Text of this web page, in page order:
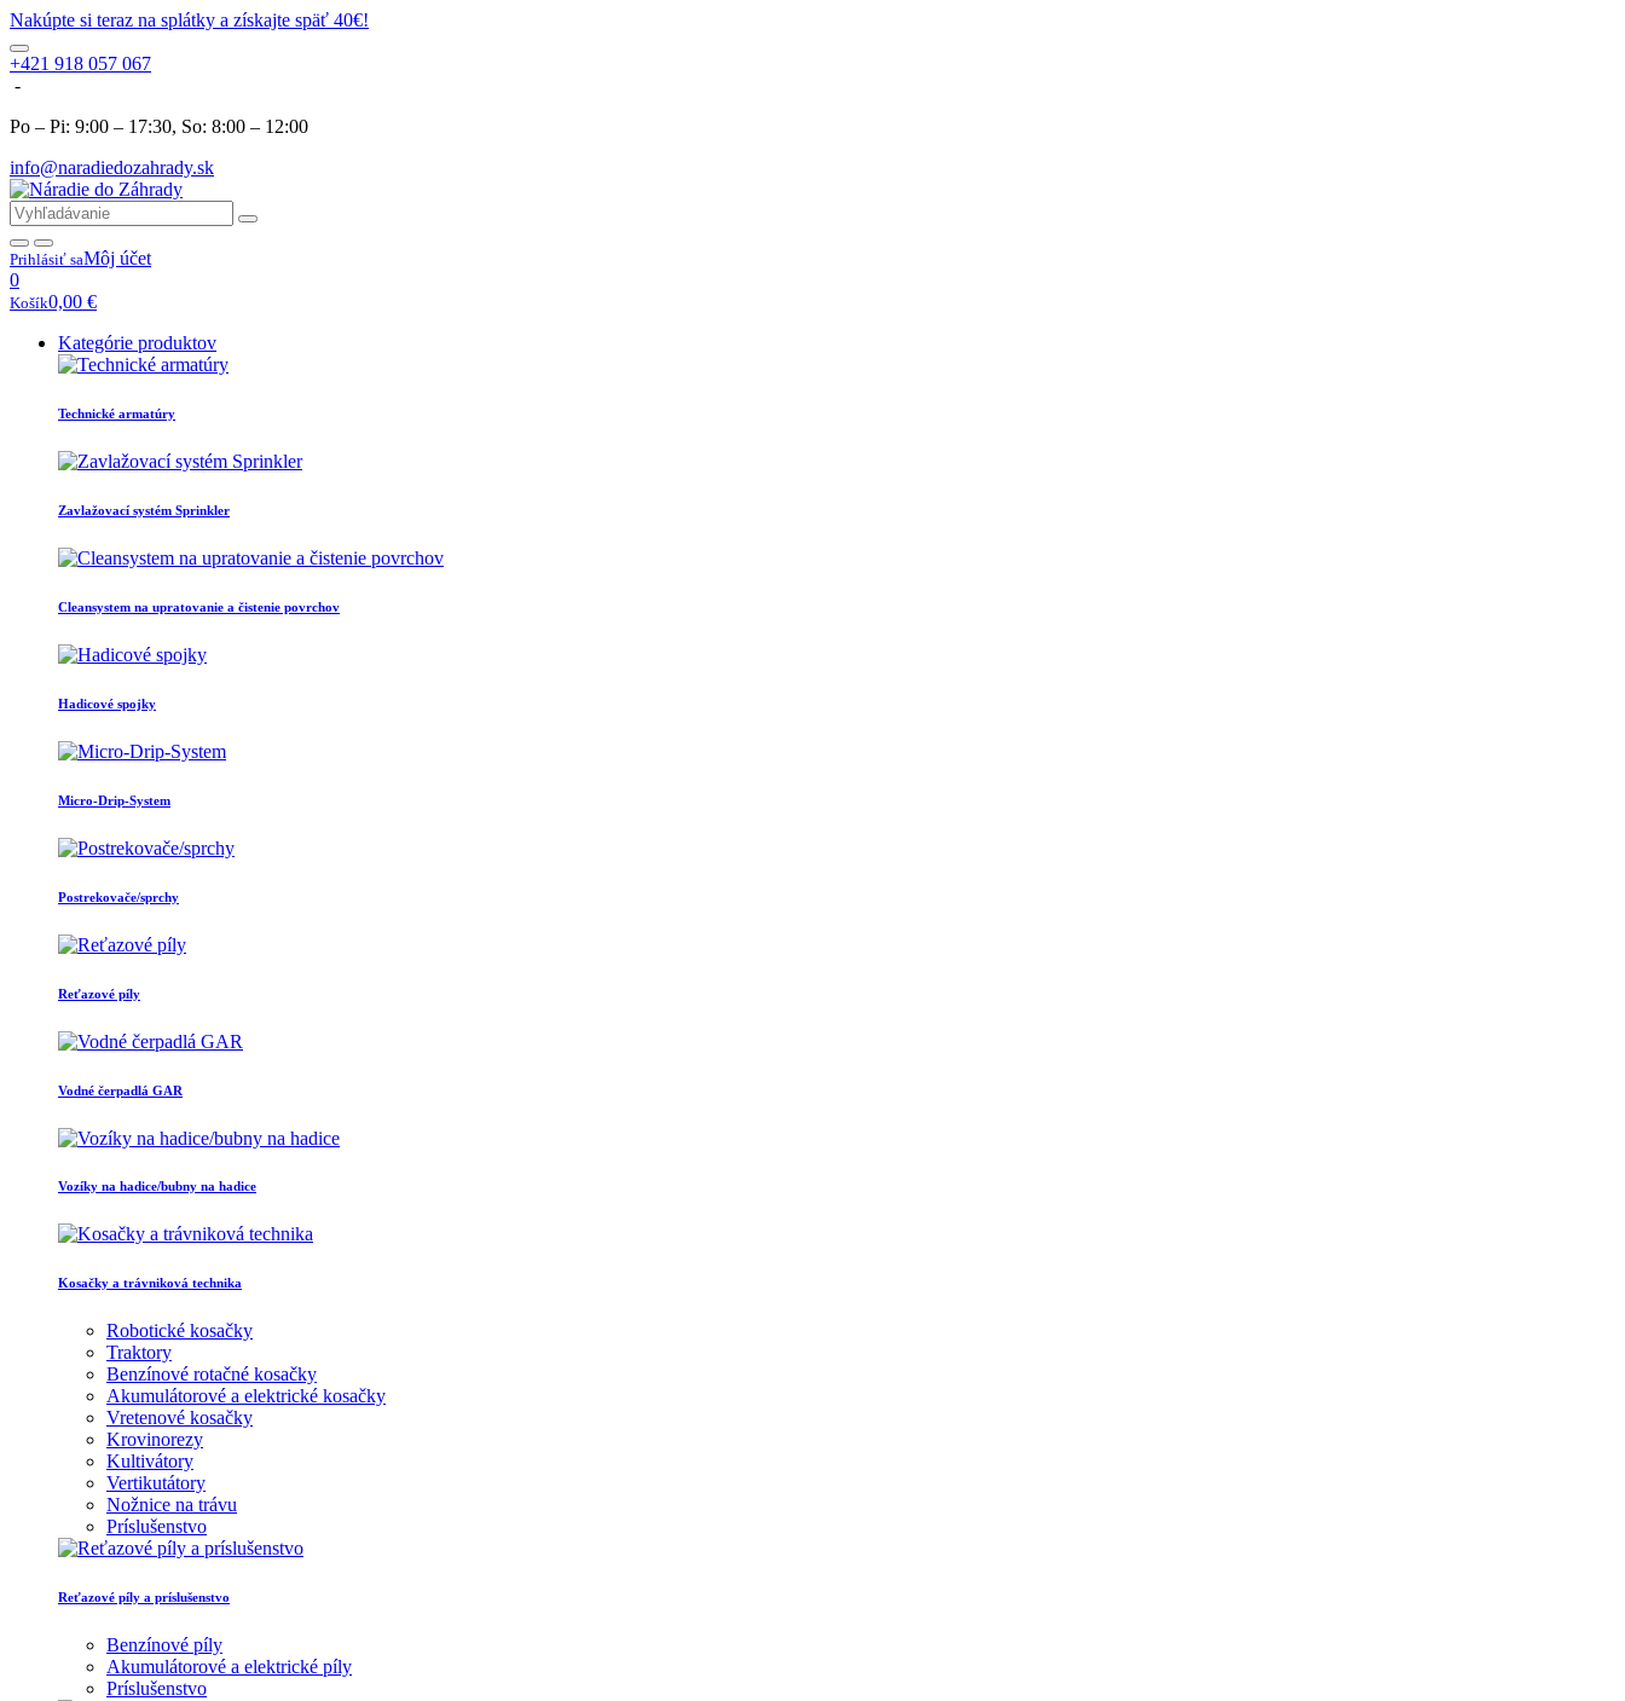
Nakúpte si teraz na splátky a získajte späť 40€!
+421 918 057 067
-
Po – Pi: 9:00 – 17:30, So: 8:00 – 12:00
info@naradiedozahrady.sk
Prihlásiť saMôj účet
0
Košík0,00 €
Kategórie produktov
Technické armatúry
Zavlažovací systém Sprinkler
Cleansystem na upratovanie a čistenie povrchov
Hadicové spojky
Micro-Drip-System
Postrekovače/sprchy
Reťazové píly
Vodné čerpadlá GAR
Vozíky na hadice/bubny na hadice
Kosačky a trávniková technika
Robotické kosačky
Traktory
Benzínové rotačné kosačky
Akumulátorové a elektrické kosačky
Vretenové kosačky
Krovinorezy
Kultivátory
Vertikutátory
Nožnice na trávu
Príslušenstvo
Reťazové píly a príslušenstvo
Benzínové píly
Akumulátorové a elektrické píly
Príslušenstvo